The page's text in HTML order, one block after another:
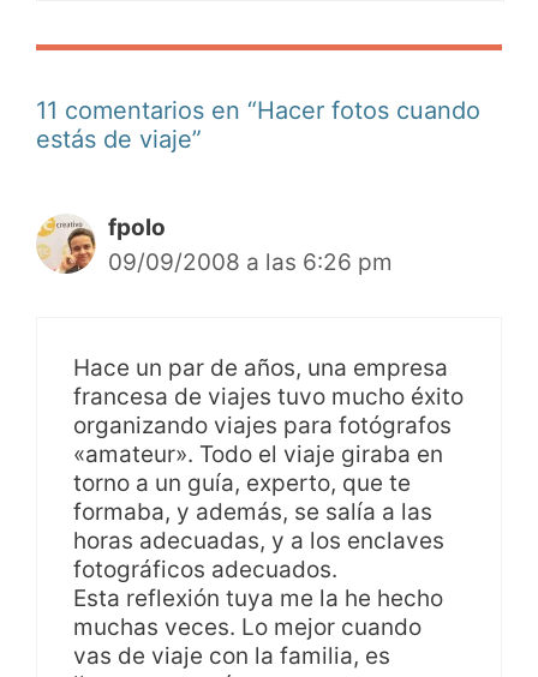
11 comentarios en “Hacer fotos cuando
estás de viaje”
fpolo
09/09/2008 a las 6:26 pm
Hace un par de años, una empresa
francesa de viajes tuvo mucho éxito
organizando viajes para fotógrafos
«amateur». Todo el viaje giraba en
torno a un guía, experto, que te
formaba, y además, se salía a las
horas adecuadas, y a los enclaves
fotográficos adecuados.
Esta reflexión tuya me la he hecho
muchas veces. Lo mejor cuando
vas de viaje con la familia, es